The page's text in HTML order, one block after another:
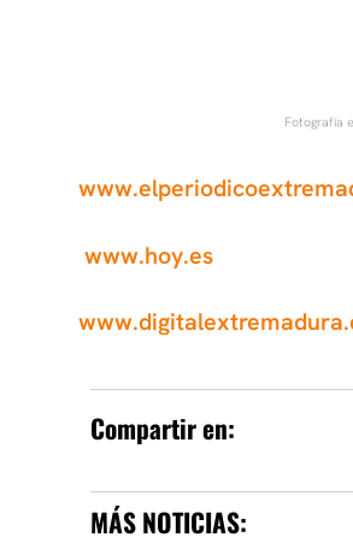
Fotografía
www.hoy.es
Compartir en:
MÁS NOTICIAS: